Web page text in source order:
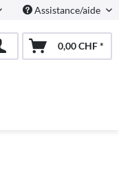
Assistance/aide
0,00 CHF *